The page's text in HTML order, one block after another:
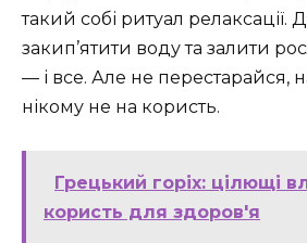
такий собі ритуал релаксації.
закип’ятити воду та залити
— і все. Але не перестарайся,
нікому не на користь.
Грецький горіх: цілющі
користь для здоров'я